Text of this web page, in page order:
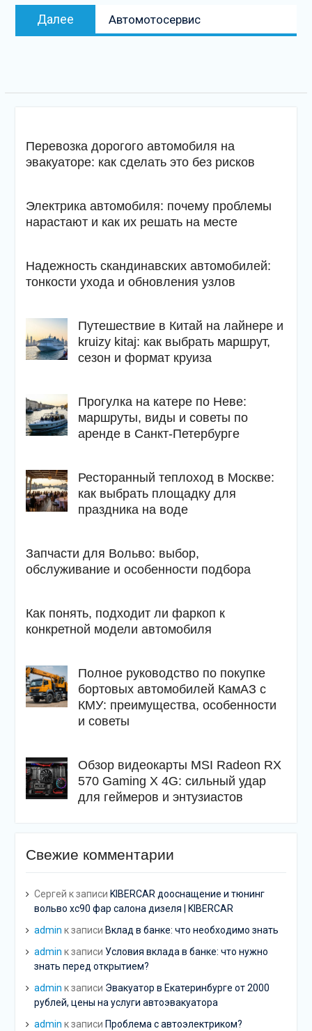
Далее
Следующая
запись
Автомотосервис
Перевозка дорогого автомобиля на
эвакуаторе: как сделать это без рисков
Электрика автомобиля: почему проблемы
нарастают и как их решать на месте
Надежность скандинавских автомобилей:
тонкости ухода и обновления узлов
Путешествие в Китай на лайнере и
kruizy kitaj: как выбрать маршрут,
сезон и формат круиза
Прогулка на катере по Неве:
маршруты, виды и советы по
аренде в Санкт-Петербурге
Ресторанный теплоход в Москве:
как выбрать площадку для
праздника на воде
Запчасти для Вольво: выбор,
обслуживание и особенности подбора
Как понять, подходит ли фаркоп к
конкретной модели автомобиля
Полное руководство по покупке
бортовых автомобилей КамАЗ с
КМУ: преимущества, особенности
и советы
Обзор видеокарты MSI Radeon RX
570 Gaming X 4G: сильный удар
для геймеров и энтузиастов
Свежие комментарии
Сергей к записи KIBERCAR дооснащение и тюнинг
вольво хс90 фар салона дизеля | KIBERCAR
admin к записи Вклад в банке: что необходимо знать
admin к записи Условия вклада в банке: что нужно
знать перед открытием?
admin к записи Эвакуатор в Екатеринбурге от 2000
рублей, цены на услуги автоэвакуатора
admin к записи Проблема с автоэлектриком?